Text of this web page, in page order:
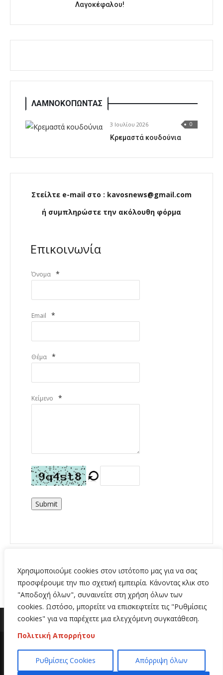
Χρησιμοποιούμε cookies στον ιστότοπο μας για να σας
προσφέρουμε την πιο σχετική εμπειρία. Κάνοντας κλικ στο
"Αποδοχή όλων", συναινείτε στη χρήση όλων των
cookies. Ωστόσο, μπορείτε να επισκεφτείτε τις "Ρυθμίσεις
cookies" για να παρέχετε μια ελεγχόμενη συγκατάθεση.
Πολιτική Απορρήτου
Ρυθμίσεις Cookies Απόρριψη όλων
Λαγοκέφαλου!
ΛΑΜΝΟΚΟΠΩΝΤΑΣ
3 Ιουλίου 2026 0
Κρεμαστά κουδούνια
Στείλτε e-mail στο : kavosnews@gmail.com
ή συμπληρώστε την ακόλουθη φόρμα
Επικοινωνία
Όνομα *
Email *
Θέμα *
Κείμενο *
Submit
Copyright 2020 | All Rights Reserved | Κατασκευή
ιστοσελίδων
Hi Web